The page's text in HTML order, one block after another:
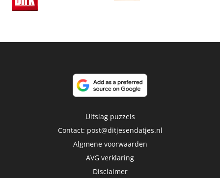
Uitslag puzzels
Contact: post@ditjesendatjes.nl
Algmene voorwaarden
AVG verklaring
Disclaimer